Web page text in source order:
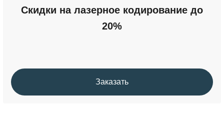
Скидки на лазерное кодирование до
20%
Заказать